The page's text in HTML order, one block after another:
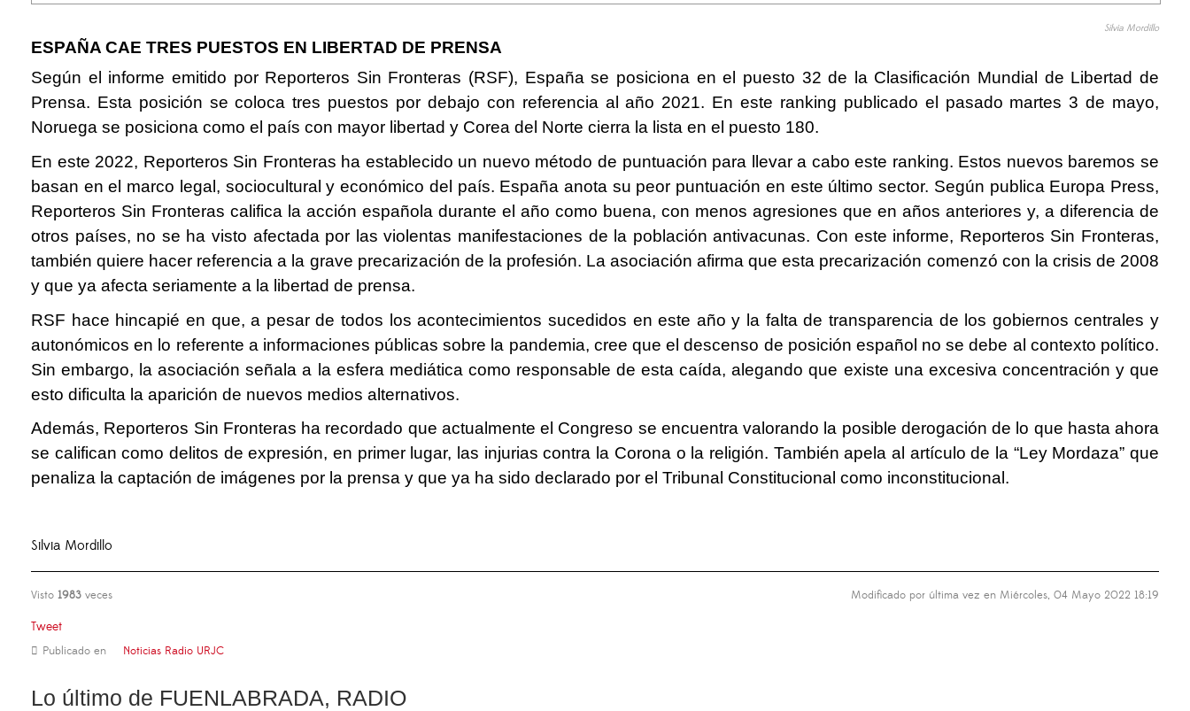
Silvia Mordillo
ESPAÑA CAE TRES PUESTOS EN LIBERTAD DE PRENSA
Según el informe emitido por Reporteros Sin Fronteras (RSF), España se posiciona en el puesto 32 de la Clasificación Mundial de Libertad de
Prensa. Esta posición se coloca tres puestos por debajo con referencia al año 2021. En este ranking publicado el pasado martes 3 de mayo,
Noruega se posiciona como el país con mayor libertad y Corea del Norte cierra la lista en el puesto 180.
En este 2022, Reporteros Sin Fronteras ha establecido un nuevo método de puntuación para llevar a cabo este ranking. Estos nuevos baremos se
basan en el marco legal, sociocultural y económico del país. España anota su peor puntuación en este último sector. Según publica Europa Press,
Reporteros Sin Fronteras califica la acción española durante el año como buena, con menos agresiones que en años anteriores y, a diferencia de
otros países, no se ha visto afectada por las violentas manifestaciones de la población antivacunas. Con este informe, Reporteros Sin Fronteras,
también quiere hacer referencia a la grave precarización de la profesión. La asociación afirma que esta precarización comenzó con la crisis de 2008
y que ya afecta seriamente a la libertad de prensa.
RSF hace hincapié en que, a pesar de todos los acontecimientos sucedidos en este año y la falta de transparencia de los gobiernos centrales y
autonómicos en lo referente a informaciones públicas sobre la pandemia, cree que el descenso de posición español no se debe al contexto político.
Sin embargo, la asociación señala a la esfera mediática como responsable de esta caída, alegando que existe una excesiva concentración y que
esto dificulta la aparición de nuevos medios alternativos.
Además, Reporteros Sin Fronteras ha recordado que actualmente el Congreso se encuentra valorando la posible derogación de lo que hasta ahora
se califican como delitos de expresión, en primer lugar, las injurias contra la Corona o la religión. También apela al artículo de la “Ley Mordaza” que
penaliza la captación de imágenes por la prensa y que ya ha sido declarado por el Tribunal Constitucional como inconstitucional.
Silvia Mordillo
Visto 1983 veces Modificado por última vez en Miércoles, 04 Mayo 2022 18:19
Tweet
Publicado en Noticias Radio URJC
Lo último de FUENLABRADA, RADIO